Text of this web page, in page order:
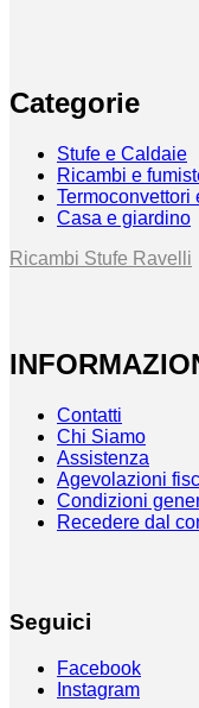
Categorie
Stufe e Caldaie
Ricambi e
Termoconvettori
Casa e giardino
Ricambi Stufe Ravelli
Contatti
Chi Siamo
Assistenza
Agevolazioni
Condizioni
Recedere dal
Seguici
Facebook
Instagram